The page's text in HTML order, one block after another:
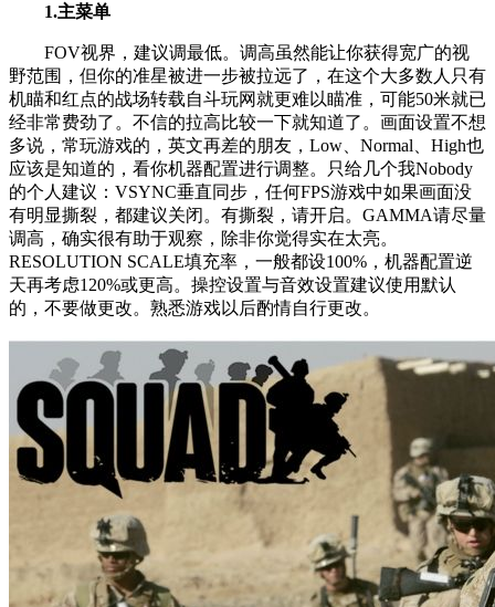
1.主菜单
FOV视界，建议调最低。调高虽然能让你获得宽广的视
野范围，但你的准星被进一步被拉远了，在这个大多数人只有
机瞄和红点的战场转载自斗玩网就更难以瞄准，可能50米就已
经非常费劲了。不信的拉高比较一下就知道了。画面设置不想
多说，常玩游戏的，英文再差的朋友，Low、Normal、High也
应该是知道的，看你机器配置进行调整。只给几个我Nobody
的个人建议：VSYNC垂直同步，任何FPS游戏中如果画面没
有明显撕裂，都建议关闭。有撕裂，请开启。GAMMA请尽量
调高，确实很有助于观察，除非你觉得实在太亮。
RESOLUTION SCALE填充率，一般都设100%，机器配置逆
天再考虑120%或更高。操控设置与音效设置建议使用默认
的，不要做更改。熟悉游戏以后酌情自行更改。